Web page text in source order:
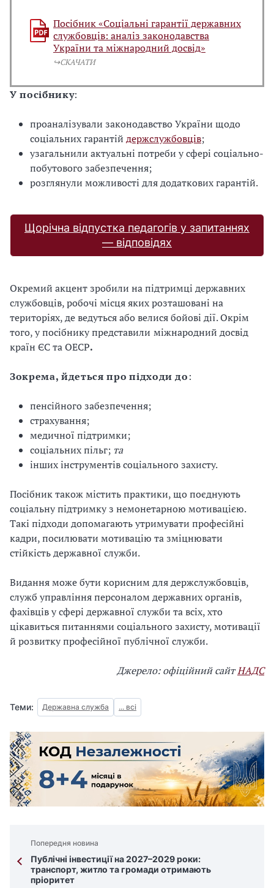
Посібник «Соціальні гарантії державних
службовців: аналіз законодавства
України та міжнародний досвід»
↪️СКАЧАТИ
У посібнику:
проаналізували законодавство України щодо
соціальних гарантій держслужбовців;
узагальнили актуальні потреби у сфері соціально-
побутового забезпечення;
розглянули можливості для додаткових гарантій.
Щорічна відпустка педагогів у запитаннях
— відповідях
Окремий акцент зробили на підтримці державних
службовців, робочі місця яких розташовані на
територіях, де ведуться або велися бойові дії. Окрім
того, у посібнику представили міжнародний досвід
країн ЄС та ОЕСР.
Зокрема, йдеться про підходи до:
пенсійного забезпечення;
страхування;
медичної підтримки;
соціальних пільг; та
інших інструментів соціального захисту.
Посібник також містить практики, що поєднують
соціальну підтримку з немонетарною мотивацією.
Такі підходи допомагають утримувати професійні
кадри, посилювати мотивацію та зміцнювати
стійкість державної служби.
Видання може бути корисним для держслужбовців,
служб управління персоналом державних органів,
фахівців у сфері державної служби та всіх, хто
цікавиться питаннями соціального захисту, мотивації
й розвитку професійної публічної служби.
Джерело: офіційний сайтНАДС
Теми: Державна служба ... всі
Попередня новина
Публічні інвестиції на 2027–2029 роки:
транспорт, житло та громади отримають
пріоритет